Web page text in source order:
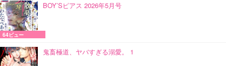
BOY’Sピアス 2026年5月号
64ビュー
鬼畜極道、ヤバすぎる溺愛。 1